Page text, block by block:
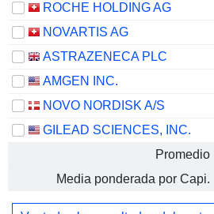
ROCHE HOLDING AG
NOVARTIS AG
ASTRAZENECA PLC
AMGEN INC.
NOVO NORDISK A/S
GILEAD SCIENCES, INC.
Promedio
Media ponderada por Capi.